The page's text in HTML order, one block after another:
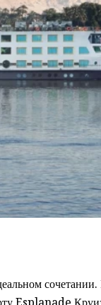
сочетании.